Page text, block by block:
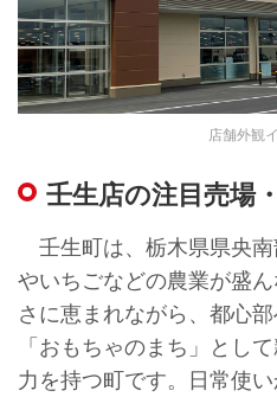
店舗外観
壬生店の注目売場
壬生町は、栃木県県央南
やいちごなどの農業が盛
さに恵まれながら、都心
「おもちゃのまち」とし
力を持つ町です。日常使